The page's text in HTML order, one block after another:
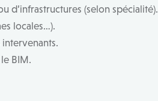
d’infrastructures (selon spécialité).
locales…).
BIM.